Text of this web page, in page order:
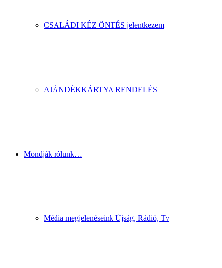
CSALÁDI KÉZ ÖNTÉS jelentkezem
AJÁNDÉKKÁRTYA RENDELÉS
Mondják rólunk…
Média megjelenéseink Újság, Rádió, Tv